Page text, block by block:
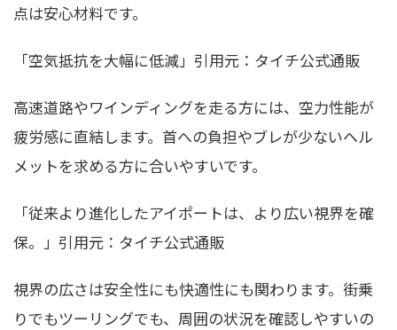
点は安心材料です。
「空気抵抗を大幅に低減」引用元：タイチ公式通販
高速道路やワインディングを走る方には、空力性能が
疲労感に直結します。首への負担やブレが少ないヘル
メットを求める方に合いやすいです。
「従来より進化したアイポートは、より広い視界を確
保。」引用元：タイチ公式通販
視界の広さは安全性にも快適性にも関わります。街乗
りでもツーリングでも、周囲の状況を確認しやすいの